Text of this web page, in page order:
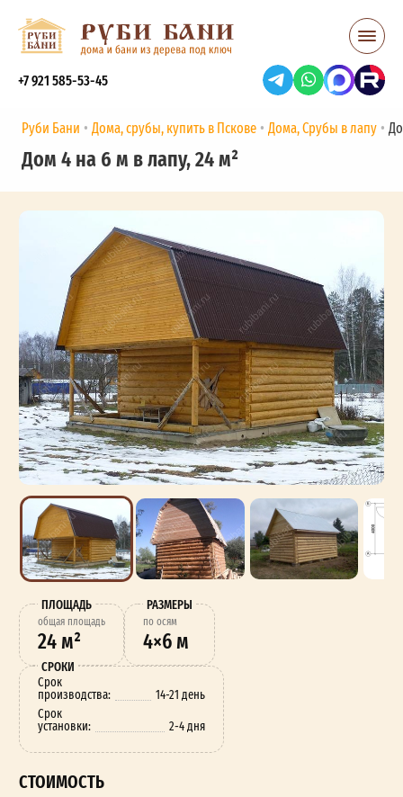
+7 921 585-53-45
Руби Бани Дома, срубы, купить в Пскове Дома, Срубы в лапу
Дом 4 на 6 м в лапу, 24 м²
ПЛОЩАДЬ
oбщая площадь
24 м²
РАЗМЕРЫ
по осям
4×6 м
СРОКИ
Срок
производства:
14-21 день
Срок
установки: 2-4 дня
СТОИМОСТЬ